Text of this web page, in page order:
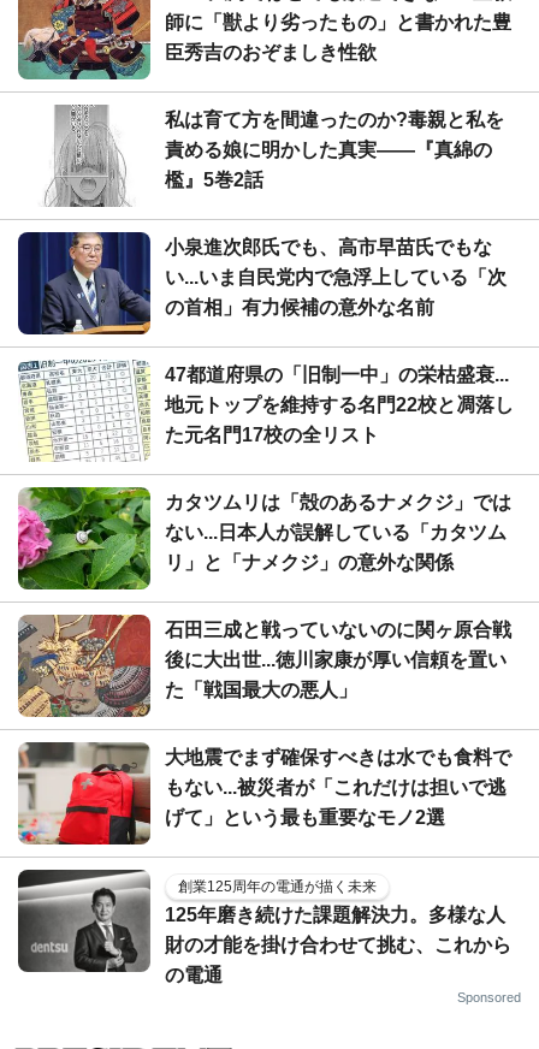
師に「獣より劣ったもの」と書かれた豊
臣秀吉のおぞましき性欲
私は育て方を間違ったのか?毒親と私を
責める娘に明かした真実――『真綿の
檻』5巻2話
小泉進次郎氏でも、高市早苗氏でもな
い...いま自民党内で急浮上している「次
の首相」有力候補の意外な名前
47都道府県の「旧制一中」の栄枯盛衰...
地元トップを維持する名門22校と凋落し
た元名門17校の全リスト
カタツムリは「殻のあるナメクジ」では
ない...日本人が誤解している「カタツム
リ」と「ナメクジ」の意外な関係
石田三成と戦っていないのに関ヶ原合戦
後に大出世...徳川家康が厚い信頼を置い
た「戦国最大の悪人」
大地震でまず確保すべきは水でも食料で
もない...被災者が「これだけは担いで逃
げて」という最も重要なモノ2選
創業125周年の電通が描く未来
125年磨き続けた課題解決力。多様な人
財の才能を掛け合わせて挑む、これから
の電通
Sponsored